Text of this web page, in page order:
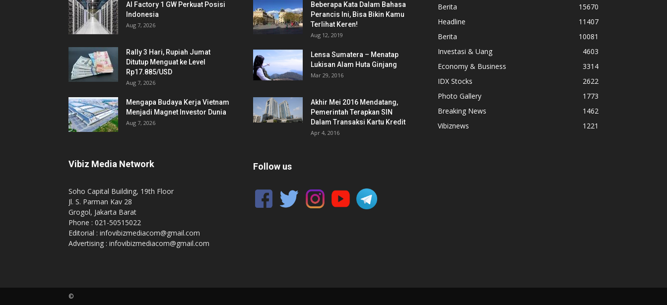
AI Factory 1 GW Perkuat Posisi
Indonesia
Aug 7, 2026
Rally 3 Hari, Rupiah Jumat
Ditutup Menguat ke Level
Rp17.885/USD
Aug 7, 2026
Mengapa Budaya Kerja Vietnam
Menjadi Magnet Investor Dunia
Aug 7, 2026
Vibiz Media Network
Soho Capital Building, 19th Floor
Jl. S. Parman Kav 28
Grogol, Jakarta Barat
Phone : 021-50515022
Editorial : infovibizmediacom@gmail.com
Advertising : infovibizmediacom@gmail.com
Beberapa Kata Dalam Bahasa
Perancis Ini, Bisa Bikin Kamu
Terlihat Keren!
Aug 12, 2019
Lensa Sumatera – Menatap
Lukisan Alam Huta Ginjang
Mar 29, 2016
Akhir Mei 2016 Mendatang,
Pemerintah Terapkan SIN
Dalam Transaksi Kartu Kredit
Apr 4, 2016
Follow us
Berita
15670
Headline
11407
Berita
10081
Investasi & Uang
4603
Economy & Business
3314
IDX Stocks
2622
Photo Gallery
1773
Breaking News
1462
Vibiznews
1221
©